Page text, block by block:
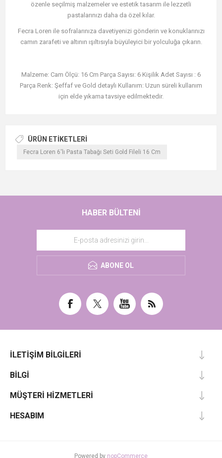
özenle seçilmiş malzemeler ve estetik tasarım ile lezzetli
pastalarınızı daha da özel kılar.
Fecra Loren ile sofralarınıza davetiyenizi gönderin ve konuklarınızı
camın zarafeti ve altının ışıltısıyla büyüleyici bir yolculuğa çıkarın.
Malzeme: Cam Ölçü: 16 Cm Parça Sayısı: 6 Kişilik Adet Sayısı : 6
Parça Renk: Şeffaf ve Gold detaylı Kullanım: Uzun süreli kullanım
için elde yıkama tavsiye edilmektedir.
ÜRÜN ETIKETLERI
Fecra Loren 6'lı Pasta Tabağı Seti Gold Fileli 16 Cm
HABER BÜLTENI
ABONE OL
İLETIŞIM BILGILERI
BILGI
MÜŞTERI HIZMETLERI
HESABIM
Powered by nopCommerce